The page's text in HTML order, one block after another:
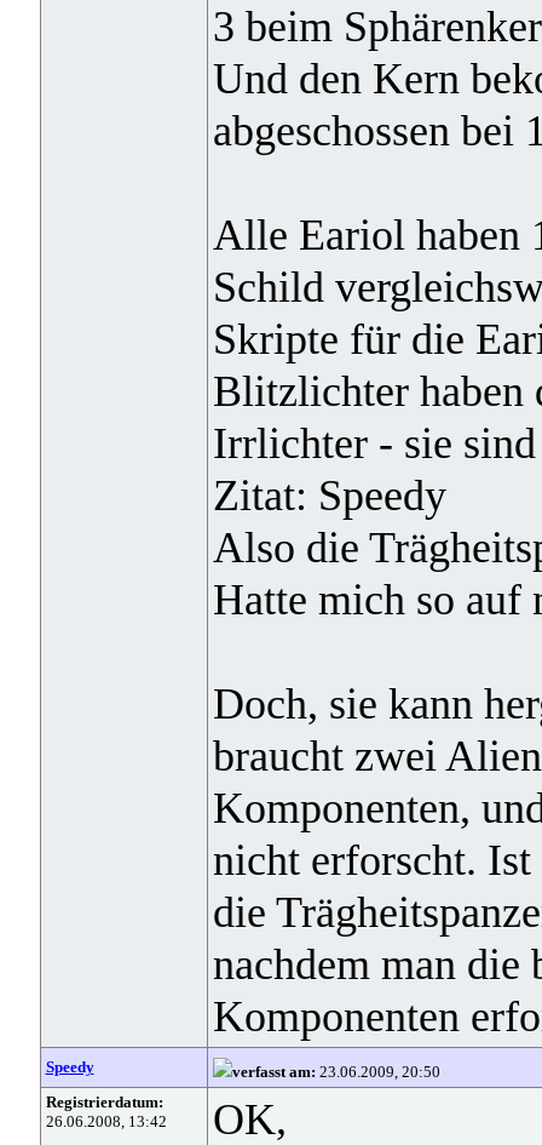
3 beim
Und den Kern
abgeschossen
Alle Eariol haben
Schild
Skripte für die
Blitzlichter haben
Irrlichter - sie
Zitat: Speedy
Also die
Hatte mich so auf
Doch, sie kann
braucht zwei
Komponenten,
nicht erforscht. Ist
die
nachdem man
Komponenten
Speedy verfasst am: 23.06.2009, 20:50
Registrierdatum:
26.06.2008, 13:42
OK,